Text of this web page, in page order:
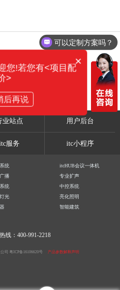
业站点 用户后台
服务 itc小程序
统
itcHUB会议一体机
播
专业扩声
统
中控系统
光
亮化照明
智能建筑
线：400-991-2218
司 粤ICP备16106620号 产品参数解释声明
可以定制方案吗？
×
您!若您有<项目配
>
后再说